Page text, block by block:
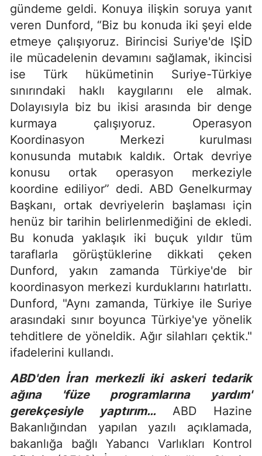
gündeme geldi. Konuya ilişkin soruya yanıt
veren Dunford, “Biz bu konuda iki şeyi elde
etmeye çalışıyoruz. Birincisi Suriye'de IŞİD
ile mücadelenin devamını sağlamak, ikincisi
ise Türk hükümetinin Suriye-Türkiye
sınırındaki haklı kaygılarını ele almak.
Dolayısıyla biz bu ikisi arasında bir denge
kurmaya çalışıyoruz. Operasyon
Koordinasyon Merkezi kurulması
konusunda mutabık kaldık. Ortak devriye
konusu ortak operasyon merkeziyle
koordine ediliyor” dedi. ABD Genelkurmay
Başkanı, ortak devriyelerin başlaması için
henüz bir tarihin belirlenmediğini de ekledi.
Bu konuda yaklaşık iki buçuk yıldır tüm
taraflarla görüştüklerine dikkati çeken
Dunford, yakın zamanda Türkiye'de bir
koordinasyon merkezi kurduklarını hatırlattı.
Dunford, "Aynı zamanda, Türkiye ile Suriye
arasındaki sınır boyunca Türkiye'ye yönelik
tehditlere de yöneldik. Ağır silahları çektik."
ifadelerini kullandı.
ABD'den İran merkezli iki askeri tedarik
ağına 'füze programlarına yardım'
gerekçesiyle yaptırım… ABD Hazine
Bakanlığından yapılan yazılı açıklamada,
bakanlığa bağlı Yabancı Varlıkları Kontrol